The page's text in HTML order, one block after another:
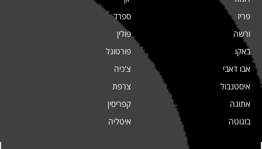
פריז
ורשה
באקו
אבו דאבי
איסטנבול
אתונה
בוגוטה
ספרד
פולין
פורטוגל
צ'כיה
צרפת
קפריסין
איטליה